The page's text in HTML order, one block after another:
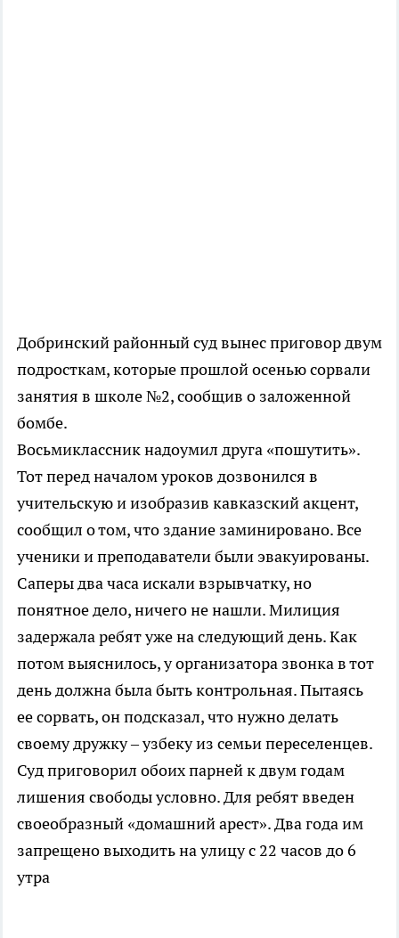
Добринский районный суд вынес приговор двум
подросткам, которые прошлой осенью сорвали
занятия в школе №2, сообщив о заложенной
бомбе.
Восьмиклассник надоумил друга «пошутить».
Тот перед началом уроков дозвонился в
учительскую и изобразив кавказский акцент,
сообщил о том, что здание заминировано. Все
ученики и преподаватели были эвакуированы.
Саперы два часа искали взрывчатку, но
понятное дело, ничего не нашли. Милиция
задержала ребят уже на следующий день. Как
потом выяснилось, у организатора звонка в тот
день должна была быть контрольная. Пытаясь
ее сорвать, он подсказал, что нужно делать
своему дружку – узбеку из семьи переселенцев.
Суд приговорил обоих парней к двум годам
лишения свободы условно. Для ребят введен
своеобразный «домашний арест». Два года им
запрещено выходить на улицу с 22 часов до 6
утра